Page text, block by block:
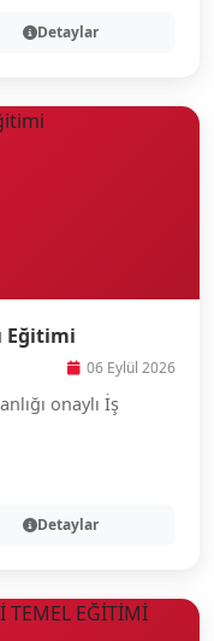
Detaylar
Eğitimi
06 Eylül 2026
onaylı İş
Detaylar